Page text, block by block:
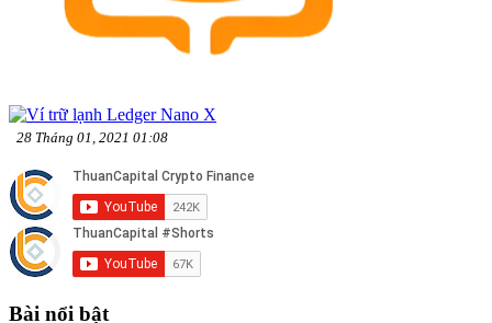
28 Tháng 01, 2021 01:08
Bài nổi bật